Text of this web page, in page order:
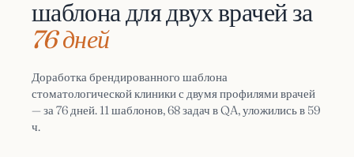
шаблона для двух врачей за
76 дней
Доработка брендированного шаблона
стоматологической клиники с двумя профилями врачей
— за 76 дней. 11 шаблонов, 68 задач в QA, уложились в 59
ч.